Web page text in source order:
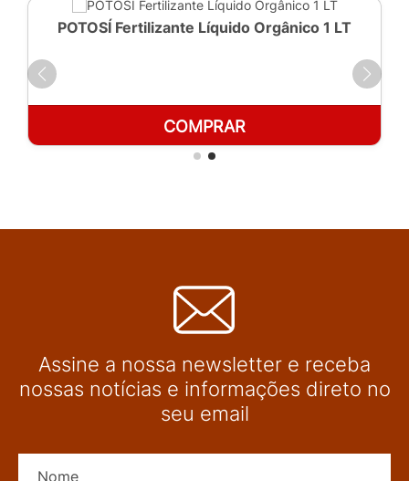
POTOSÍ Fertilizante Líquido Orgânico 1 LT
COMPRAR
Assine a nossa newsletter e receba
nossas notícias e informações direto no
seu email